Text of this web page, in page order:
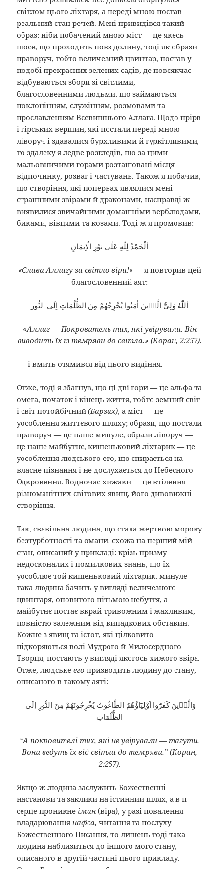
світлом цього ліхтаря, а переді мною постав
реальний стан речей. Мені привидівся такий
образ: ніби побачений мною міст — це якесь
шосе, що проходить повз долину, тоді як образи
праворуч, тобто величезний цвинтар, постав у
подобі прекрасних зелених садів, де повсякчас
відбуваються збори зі світлими,
благословенними людьми, що займаються
поклонінням, служінням, розмовами та
прославленням Всевишнього Аллага. Щодо прірв
і гірських вершин, які постали переді мною
ліворуч і здавалися бурхливими й гуркітливими,
то здалеку я ледве розгледів, що за цими
мальовничими горами розташовані місця
відпочинку, розваг і частувань. Також я побачив,
що створіння, які попервах являлися мені
страшними звірами й драконами, насправді ж
виявилися звичайними домашніми верблюдами,
биками, вівцями та козами. Тоді ж я промовив:
اَلْحَمْدُ لِلّٰهِ عَلٰى نوُرِ الْاِيمَانِ
«Слава Аллагу за світло віри!» — я повторив цей
благословенний аят:
اَللّٰهُ وَلِىُّ الَّذٖينَ اٰمَنُوا يُخْرِجُهُمْ مِنَ الظُّلُمَاتِ اِلَى النُّور
«Аллаг — Покровитель тих, які увірували. Він
виводить їх із темряви до світла.» (Коран, 2:257).
—і вмить отямився від цього видіння.
Отже, тоді я збагнув, що ці дві гори — це альфа та
омега, початок і кінець життя, тобто земний світ
і світ потойбічний(Барзах), а міст — це
уособлення життєвого шляху; образи, що постали
праворуч — це наше минуле, образи ліворуч —
це наше майбутнє, кишеньковий ліхтарик — це
уособлення людського его, що спирається на
власне пізнання і не дослухається до Небесного
Одкровення. Водночас хижаки — це втілення
різноманітних світових явищ, його дивовижні
створіння.
Так, свавільна людина, що стала жертвою мороку
безтурботності та омани, схожа на перший мій
стан, описаний у прикладі: крізь призму
недосконалих і помилкових знань, що їх
уособлює той кишеньковий ліхтарик, минуле
така людина бачить у вигляді величезного
цвинтаря, оповитого пітьмою небуття, а
майбутнє постає вкрай тривожним і жахливим,
повністю залежним від випадкових обставин.
Кожне з явищ та істот, які цілковито
підкоряються волі Мудрого й Милосердного
Творця, постають у вигляді якогось хижого звіра.
Отже, людськеегопризводить людину до стану,
описаного в такому аяті:
الظُّلُمَاتِ
“А покровителі тих, які не увірували — тагути.
Вони ведуть їх від світла до темряви.” (Коран,
2:257).
Якщо ж людина заслужить Божественні
настанови та заклики на істинний шлях, а в її
серце проникне іман (віра), у разі повалення
владарюваннянафса,читання та послуху
Божественного Писання, то лишень тоді така
людина наблизиться до іншого мого стану,
описаного в другій частині цього прикладу.